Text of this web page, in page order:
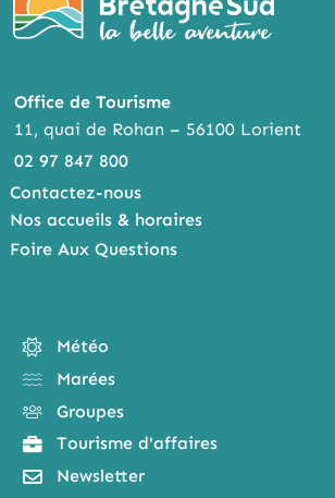
Office de Tourisme
11, quai de Rohan – 56100 Lorient
02 97 847 800
Contactez-nous
Nos accueils & horaires
Foire Aux Questions
Météo
Marées
Groupes
Tourisme d'affaires
Newsletter